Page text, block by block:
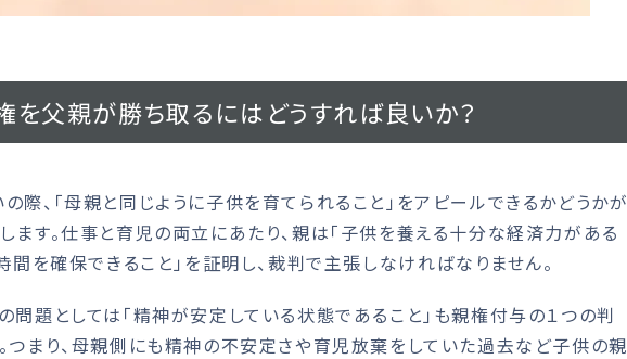
を父親が勝ち取るにはどうすれば良いか？
、「母親と同じように子供を育てられること」をアピールできるかどうかが
ます。仕事と育児の両立にあたり、親は「子供を養える十分な経済力がある
時間を確保できること」を証明し、裁判で主張しなければなりません。
題としては「精神が安定している状態であること」も親権付与の１つの判
つまり、母親側にも精神の不安定さや育児放棄をしていた過去など子供の親